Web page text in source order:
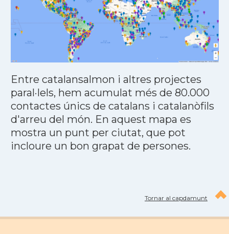
Entre catalansalmon i altres projectes
paral·lels, hem acumulat més de 80.000
contactes únics de catalans i catalanòfils
d'arreu del món. En aquest mapa es
mostra un punt per ciutat, que pot
incloure un bon grapat de persones.
Tornar al capdamunt